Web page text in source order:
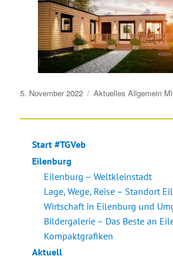
Veröffentlicht
5. November 2022 Aktuelles Allgemein
Start #TGVeb
Eilenburg
Eilenburg – Weltkleinstadt
Lage, Wege, Reise – Standort
Wirtschaft in Eilenburg und
Bildergalerie – Das Beste an
Kompaktgrafiken
Aktuell